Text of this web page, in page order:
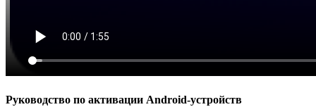
Руководство по активации Android-устройств